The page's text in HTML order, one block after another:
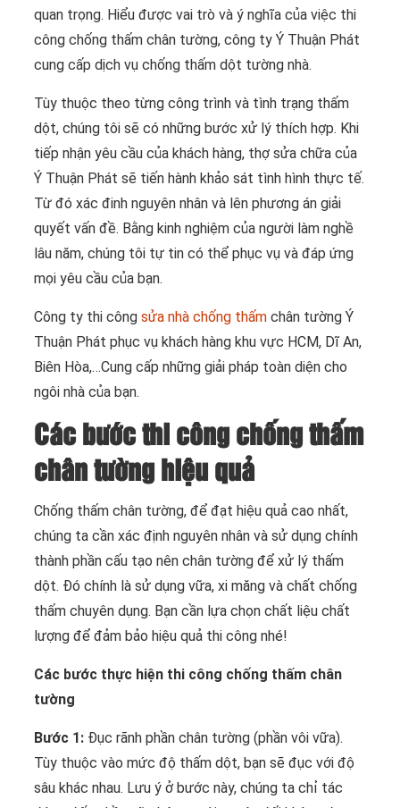
quan trọng. Hiểu được vai trò và ý nghĩa của việc thi
công chống thấm chân tường, công ty Ý Thuận Phát
cung cấp dịch vụ chống thấm dột tường nhà.
Tùy thuộc theo từng công trình và tình trạng thấm
dột, chúng tôi sẽ có những bước xử lý thích hợp. Khi
tiếp nhận yêu cầu của khách hàng, thợ sửa chữa của
Ý Thuận Phát sẽ tiến hành khảo sát tình hình thực tế.
Từ đó xác đinh nguyên nhân và lên phương án giải
quyết vấn đề. Bằng kinh nghiệm của người làm nghề
lâu năm, chúng tôi tự tin có thể phục vụ và đáp ứng
mọi yêu cầu của bạn.
Công ty thi công sửa nhà chống thấm chân tường Ý
Thuận Phát phục vụ khách hàng khu vực HCM, Dĩ An,
Biên Hòa,…Cung cấp những giải pháp toàn diện cho
ngôi nhà của bạn.
Các bước thi công chống thấm
chân tường hiệu quả
Chống thấm chân tường, để đạt hiệu quả cao nhất,
chúng ta cần xác định nguyên nhân và sử dụng chính
thành phần cấu tạo nên chân tường để xử lý thấm
dột. Đó chính là sử dụng vữa, xi măng và chất chống
thấm chuyên dụng. Bạn cần lựa chọn chất liệu chất
lượng để đảm bảo hiệu quả thi công nhé!
Các bước thực hiện thi công chống thấm chân
tường
Bước 1: Đục rãnh phần chân tường (phần vôi vữa).
Tùy thuộc vào mức độ thấm dột, bạn sẽ đục với độ
sâu khác nhau. Lưu ý ở bước này, chúng ta chỉ tác